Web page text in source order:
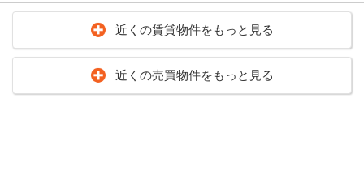
近くの賃貸物件をもっと見る
近くの売買物件をもっと見る